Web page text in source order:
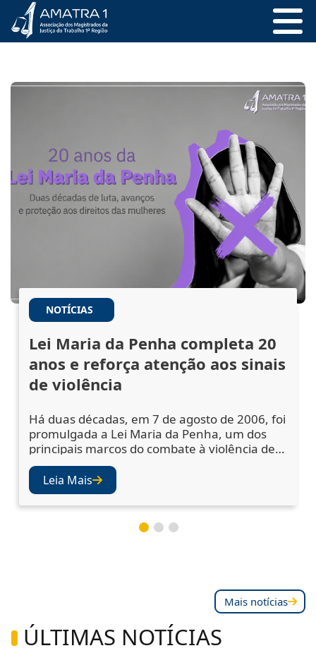
NOTÍCIAS
Lei Maria da Penha completa 20
anos e reforça atenção aos sinais
de violência
Há duas décadas, em 7 de agosto de 2006, foi
promulgada a Lei Maria da Penha, um dos
principais marcos do combate à violência de
gênero no Brasil. A legislação ampliou os
mecanismos de prevenção, acolhimento das
vítimas e punição dos agressores, mas
também abriu os olhos da sociedade e das
instituições para a importância de se atentar
aos sinais de violência. Juízes e desembargad
Leia Mais
Mais notícias
ÚLTIMAS NOTÍCIAS